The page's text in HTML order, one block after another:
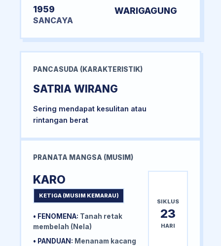
1959
SANCAYA
WARIGAGUNG
PANCASUDA (KARAKTERISTIK)
SATRIA WIRANG
Sering mendapat kesulitan atau
rintangan berat
PRANATA MANGSA (MUSIM)
KARO
KETIGA (MUSIM KEMARAU)
• FENOMENA: Tanah retak
membelah (Nela)
• PANDUAN: Menanam kacang
SIKLUS
23
HARI